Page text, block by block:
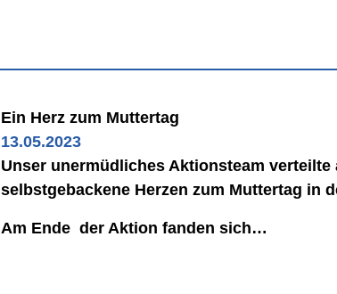
Ein Herz zum Muttertag
13.05.2023
Unser unermüdliches Aktionsteam verteilte
selbstgebackene Herzen zum Muttertag in
Am Ende der Aktion fanden sich…